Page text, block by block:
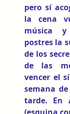
pero sí
la cena
música
postres la
de los
de las
vencer el
semana
tarde. En